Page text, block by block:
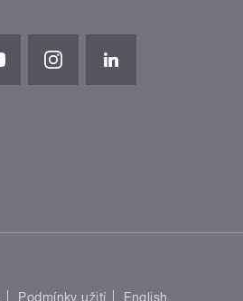
Podmínky užití English